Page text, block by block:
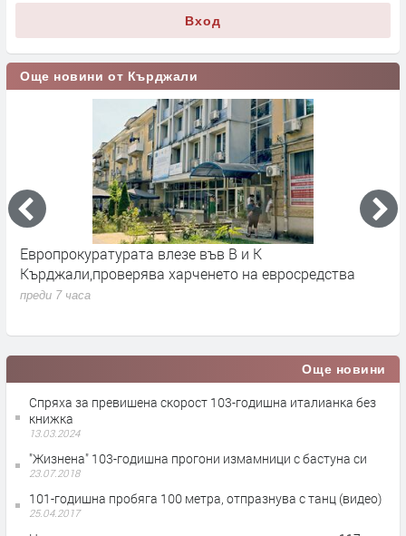
Вход
Още новини от Кърджали
Европрокуратурата влезе във В и К
Кърджали,проверява харченето на евросредства
преди 7 часа
Още новини
Спряха за превишена скорост 103-годишна италианка без
книжка
13.03.2024
"Жизнена" 103-годишна прогони измамници с бастуна си
23.07.2018
101-годишна пробяга 100 метра, отпразнува с танц (видео)
25.04.2017